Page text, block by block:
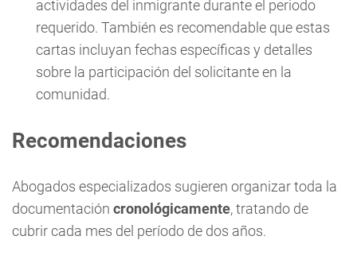
actividades del inmigrante durante el periodo
requerido. También es recomendable que estas
cartas incluyan fechas específicas y detalles
sobre la participación del solicitante en la
comunidad.
Recomendaciones
Abogados especializados sugieren organizar toda la
documentación cronológicamente, tratando de
cubrir cada mes del período de dos años.